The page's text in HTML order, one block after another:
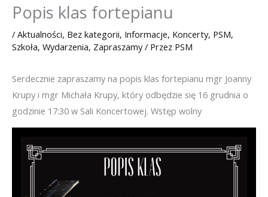
Popis klas fortepianu
/ Aktualności, Bez kategorii, Informacje, Koncerty, PSM,
Szkoła, Wydarzenia, Zapraszamy/ Przez PSM
Serdecznie zapraszamy na popis klas fortepianu mgr Joanny
Krupy i mgr Michała Krupy, który odbędzie się 16 grudnia o
godzinie 17:30 w Sali Koncertowej. Wstęp wolny